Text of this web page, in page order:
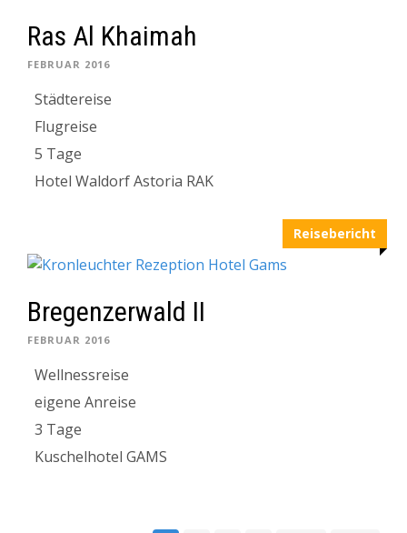
Ras Al Khaimah
FEBRUAR 2016
Städtereise
Flugreise
5 Tage
Hotel Waldorf Astoria RAK
Reisebericht
Bregenzerwald II
FEBRUAR 2016
Wellnessreise
eigene Anreise
3 Tage
Kuschelhotel GAMS